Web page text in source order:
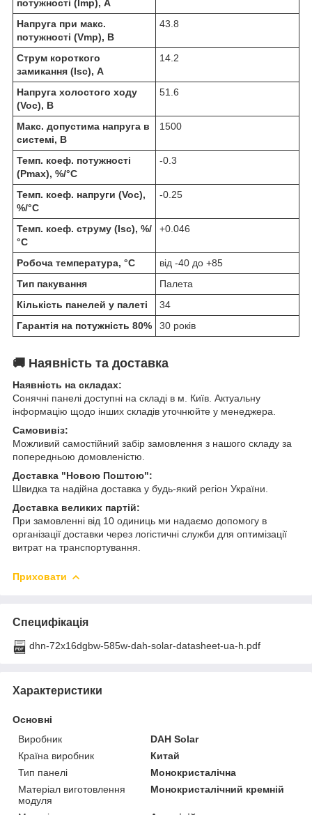
потужності (Imp), А
Напруга при макс.
потужності (Vmp), В
43.8
Струм короткого
замикання (Isc), А
14.2
Напруга холостого ходу
(Voc), В
51.6
Макс. допустима напруга в
системі, В
1500
Темп. коеф. потужності
(Pmax), %/°C
-0.3
Темп. коеф. напруги (Voc),
%/°C
-0.25
Темп. коеф. струму (Isc), %/
°C
+0.046
Робоча температура, °C
від -40 до +85
Тип пакування
Палета
Кількість панелей у палеті
34
Гарантія на потужність 80%
30 років
🚚 Наявність та доставка
Наявність на складах:
Сонячні панелі доступні на складі в м. Київ. Актуальну
інформацію щодо інших складів уточнюйте у менеджера.
Самовивіз:
Можливий самостійний забір замовлення з нашого складу за
попередньою домовленістю.
Доставка "Новою Поштою":
Швидка та надійна доставка у будь-який регіон України.
Доставка великих партій:
При замовленні від 10 одиниць ми надаємо допомогу в
організації доставки через логістичні служби для оптимізації
витрат на транспортування.
Приховати
Специфікація
dhn-72x16dgbw-585w-dah-solar-datasheet-ua-h.pdf
Характеристики
Основні
Виробник
DAH Solar
Країна виробник
Китай
Тип панелі
Монокристалічна
Матеріал виготовлення
модуля
Монокристалічний кремній